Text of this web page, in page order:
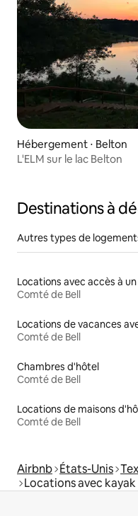
Hébergement ⋅ Belton
L'ELM sur le lac Belton
Destinations à
Autres types de
Locations avec accès à
Comté de Bell
Comté de Bell
Chambres d'hôtel
Comté de Bell
Locations de maisons
Comté de Bell
Airbnb États-Unis
Locations avec kayak